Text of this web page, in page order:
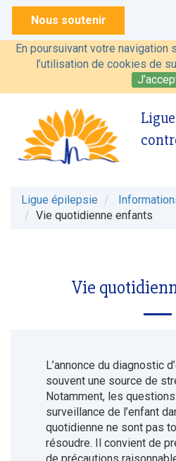
En poursuivant votre navigation
l’utilisation de cookies de
Nous soutenir
Ligue épilepsie
Vie quotidienne enfants
Vie
L’annonce du diagnostic
souvent une source de
Notamment, les
surveillance de l’enfant
quotidienne ne sont pas
résoudre. Il convient de